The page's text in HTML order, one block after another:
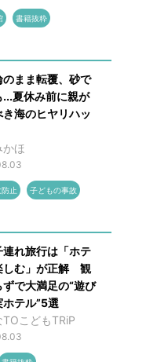
書籍抜粋
のまま転覆、砂で
...夏休み前に親が
き海のヒヤリハッ
かほ
止 子どもの事故
連れ旅行は「ホテ
しむ」が正解 観
ずで大満足の“遊び
ホテル”5選
TOこどもTRiP